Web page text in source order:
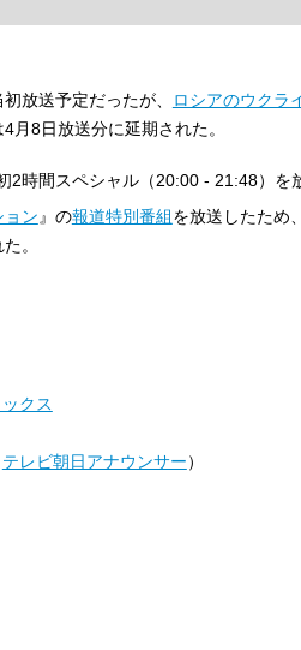
放送予定だったが、 ロシアのウクラ
月8日放送分に延期された。
2時間スペシャル（20:00 - 21:48）を
ョン 』の報道特別番組を放送したため
。
クス
テレビ朝日アナウンサー）